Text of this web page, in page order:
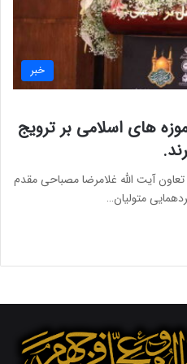
خبر
های اسلامی بر ترویج
آیت الله غلامرضا مصباحی مقدم
متولیان…